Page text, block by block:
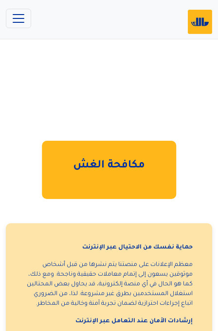
مكافحة الغش
حماية نفسك من الاحتيال عبر الإنترنت
معظم الإعلانات على منصتنا يتم نشرها من قبل أشخاص
موثوقين يسعون إلى إتمام معاملات حقيقية وناجحة. ومع ذلك،
كما هو الحال في أي منصة إلكترونية، قد يحاول بعض المحتالين
استغلال المستخدمين بطرق غير مشروعة. لذا، من الضروري
اتباع إجراءات احترازية لضمان تجربة آمنة وخالية من المخاطر.
إرشادات الأمان عند التعامل عبر الإنترنت